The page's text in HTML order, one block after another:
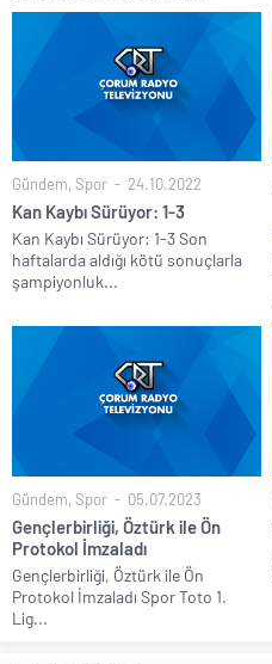
Gündem, Spor 24.10.2022
Kan Kaybı Sürüyor: 1-3
Kan Kaybı Sürüyor: 1-3 Son
haftalarda aldığı kötü sonuçlarla
şampiyonluk...
Gündem, Spor 05.07.2023
Gençlerbirliği, Öztürk ile Ön
Protokol İmzaladı
Gençlerbirliği, Öztürk ile Ön
Protokol İmzaladı Spor Toto 1.
Lig...